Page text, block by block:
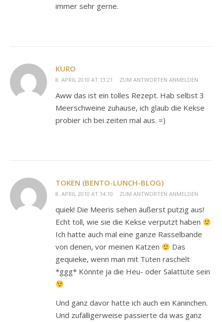
immer sehr gerne.
KURO
8. APRIL 2010 AT 13:21 ZUM ANTWORTEN ANMELDEN
Aww das ist ein tolles Rezept. Hab selbst 3
Meerschweine zuhause, ich glaub die Kekse
probier ich bei zeiten mal aus. =)
TOKEN (BENTO-LUNCH-BLOG)
8. APRIL 2010 AT 14:10 ZUM ANTWORTEN ANMELDEN
quiek! Die Meeris sehen äußerst putzig aus!
Echt toll, wie sie die Kekse verputzt haben
Ich hatte auch mal eine ganze Rasselbande
von denen, vor meinen Katzen
Das
gequieke, wenn man mit Tüten raschelt
*ggg* Könnte ja die Heu- oder Salattüte sein
Und ganz davor hatte ich auch ein Kaninchen.
Und zufälligerweise passierte da was ganz